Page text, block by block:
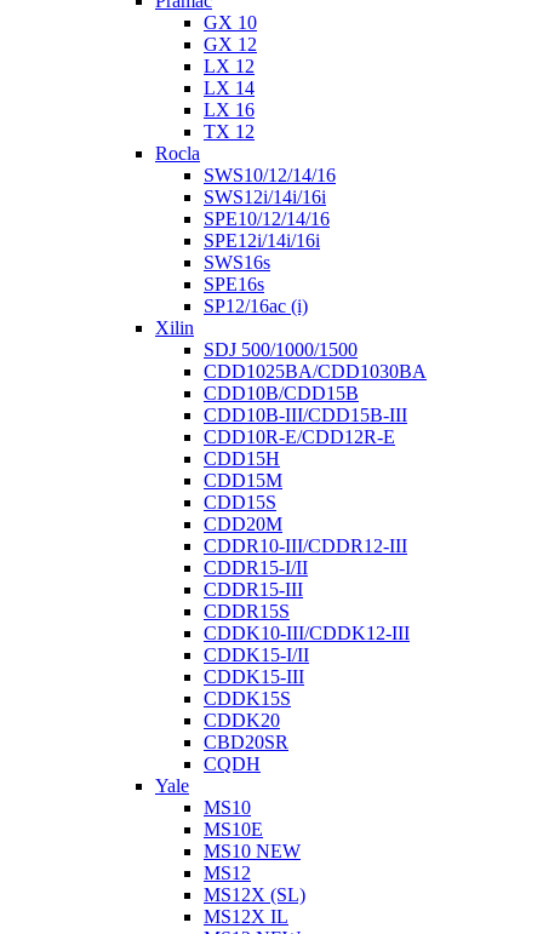
GX 10
GX 12
LX 12
LX 14
LX 16
TX 12
Rocla
SWS10/12/14/16
SWS12i/14i/16i
SPE10/12/14/16
SPE12i/14i/16i
SWS16s
SPE16s
SP12/16ac (i)
Xilin
SDJ 500/1000/1500
CDD1025BA/CDD1030BA
CDD10B/CDD15B
CDD10B-III/CDD15B-III
CDD10R-E/CDD12R-E
CDD15H
CDD15M
CDD15S
CDD20M
CDDR10-III/CDDR12-III
CDDR15-I/II
CDDR15-III
CDDR15S
CDDK10-III/CDDK12-III
CDDK15-I/II
CDDK15-III
CDDK15S
CDDK20
CBD20SR
CQDH
Yale
MS10
MS10E
MS10 NEW
MS12
MS12X (SL)
MS12X IL